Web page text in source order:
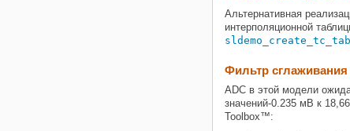
Альтернативная
интерполяционной
Фильтр
ADC в этой модели
значений-0.235 мВ к
Toolbox™: